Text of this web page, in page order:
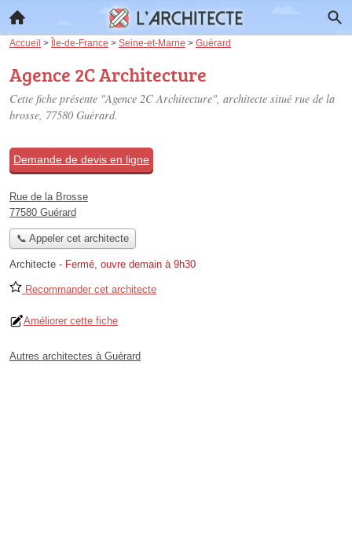
Accueil > Île-de-France > Seine-et-Marne > Guérard
Agence 2C Architecture
Cette fiche présente "Agence 2C Architecture", architecte situé rue de la
brosse, 77580 Guérard.
Demande de devis en ligne
Rue de la Brosse
77580 Guérard
📞 Appeler cet architecte
Architecte - Fermé, ouvre demain à 9h30
Recommander cet architecte
Améliorer cette fiche
Autres architectes à Guérard